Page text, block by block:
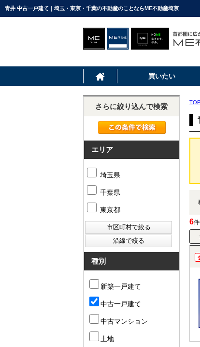
青井 中古一戸建て｜埼玉・東京・千葉の不動産のことならME不動産埼京
買いたい
6
さらに絞り込んで検索
エリア
埼玉県
千葉県
東京都
種別
新築一戸建て
中古一戸建て
中古マンション
土地